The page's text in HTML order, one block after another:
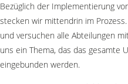
Bezüglich der Implementierung
stecken wir mittendrin im
und versuchen alle Abteilungen
uns ein Thema, das das gesamte
eingebunden werden.